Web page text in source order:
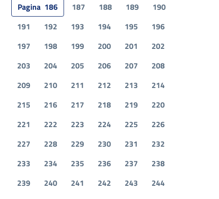
Pagina 186 187 188 189
190
191
192 193 194 195
196
197
198 199 200 201
202
203
204 205 206 207
208
209
210 211 212 213
214
215
216 217 218 219
220
221
222 223 224 225
226
227
228 229 230 231
232
233
234 235 236 237
238
239
240 241 242 243
244